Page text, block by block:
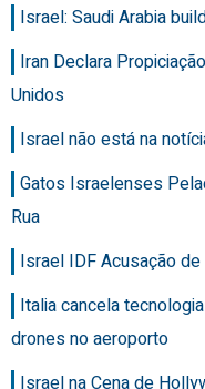
Israel: Saudi Arabia
Iran Declara
Unidos
Israel não está na
Gatos Israelenses
Rua
Israel IDF Acusação
Italia cancela
drones no aeroporto
Israel na Cena de